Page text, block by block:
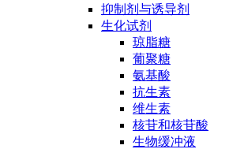
抑制剂与诱导剂
生化试剂
琼脂糖
葡聚糖
氨基酸
抗生素
维生素
核苷和核苷酸
生物缓冲液